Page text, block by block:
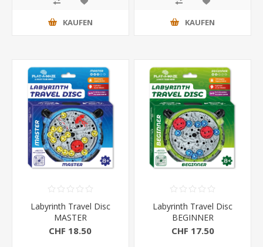
KAUFEN KAUFEN
Labyrinth Travel Disc
MASTER
CHF 18.50
Labyrinth Travel Disc
BEGINNER
CHF 17.50